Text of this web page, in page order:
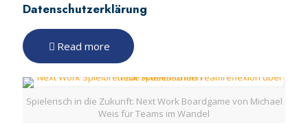
Datenschutzerklärung
Read more
Spielerisch in die Zukunft: Next Work Boardgame von Michael
Weis für Teams im Wandel